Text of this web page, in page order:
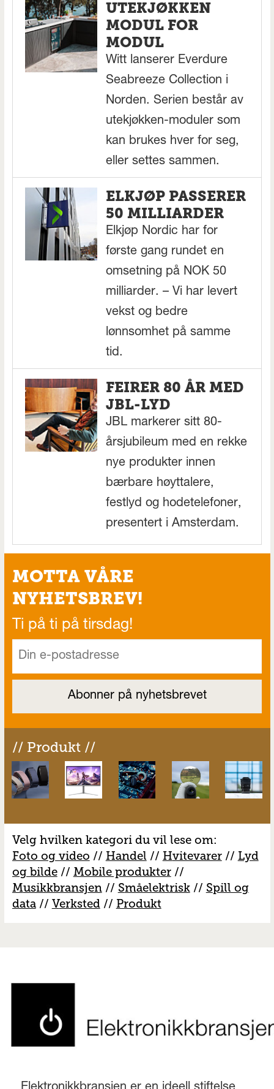
UTEKJØKKEN
MODUL FOR
MODUL
Witt lanserer Everdure
Seabreeze Collection i
Norden. Serien består av
utekjøkken-moduler som
kan brukes hver for seg,
eller settes sammen.
ELKJØP PASSERER
50 MILLIARDER
Elkjøp Nordic har for
første gang rundet en
omsetning på NOK 50
milliarder. – Vi har levert
vekst og bedre
lønnsomhet på samme
tid.
FEIRER 80 ÅR MED
JBL-LYD
JBL markerer sitt 80-
årsjubileum med en rekke
nye produkter innen
bærbare høyttalere,
festlyd og hodetelefoner,
presentert i Amsterdam.
MOTTA VÅRE
NYHETSBREV!
Ti på ti på tirsdag!
// Produkt //
Velg hvilken kategori du vil lese om:
Foto og video // Handel // Hvitevarer// Lyd
og bilde// Mobile produkter//
Musikkbransjen// Småelektrisk// Spill og
data// Verksted// Produkt